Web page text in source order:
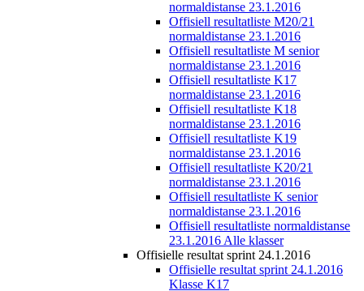
normaldistanse 23.1.2016
Offisiell resultatliste M20/21
normaldistanse 23.1.2016
Offisiell resultatliste M senior
normaldistanse 23.1.2016
Offisiell resultatliste K17
normaldistanse 23.1.2016
Offisiell resultatliste K18
normaldistanse 23.1.2016
Offisiell resultatliste K19
normaldistanse 23.1.2016
Offisiell resultatliste K20/21
normaldistanse 23.1.2016
Offisiell resultatliste K senior
normaldistanse 23.1.2016
Offisiell resultatliste normaldistanse
23.1.2016 Alle klasser
Offisielle resultat sprint 24.1.2016
Offisielle resultat sprint 24.1.2016
Klasse K17